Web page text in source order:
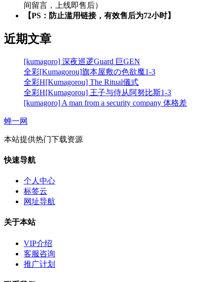
间留言，上线即售后）
【PS：防止滥用链接，有效售后为72小时】
近期文章
[kumagoro] 深夜巡逻Guard 巨GEN
全彩[Kumagorou]旗本屋敷の色欲魔1-3
全彩H[Kumagorou] The Ritual儀式
全彩H[Kumagorou] 王子与侍从阿努比斯1-3
[kumagoro] A man from a security company 体格差
蝉一网
本站提供热门下载资源
快速导航
个人中心
标签云
网址导航
关于本站
VIP介绍
客服咨询
推广计划